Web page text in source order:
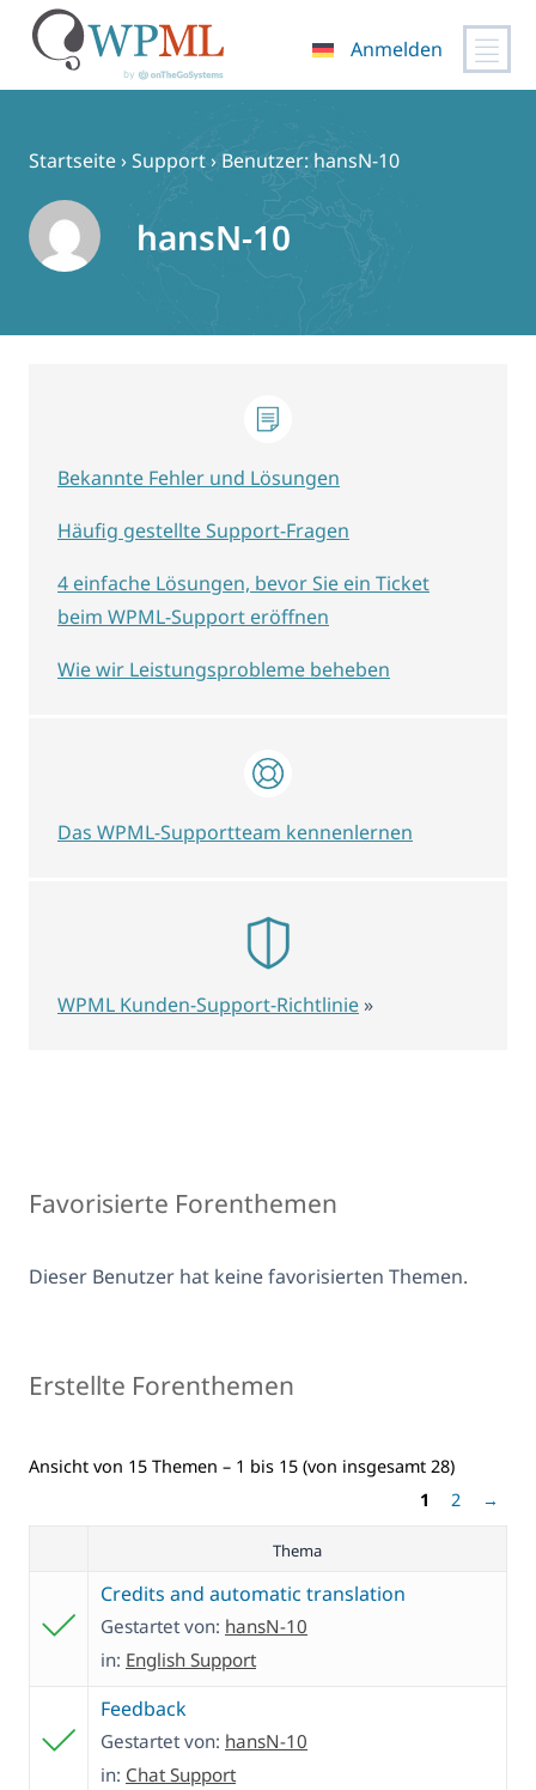
springen
Anmelden
Startseite›Support› Benutzer: hansN-10
hansN-10
Favorisierte Forenthemen
Dieser Benutzer hat keine favorisierten Themen.
Erstellte Forenthemen
Ansicht von 15 Themen – 1 bis 15 (von insgesamt 28)
1
2 →
Thema
Credits and automatic translation
Gestartet von: hansN-10
in: English Support
Feedback
Gestartet von: hansN-10
in: Chat Support
Bekannte Fehler und Lösungen
Häufig gestellte Support-Fragen
4 einfache Lösungen, bevor Sie ein Ticket
beim WPML-Support eröffnen
Wie wir Leistungsprobleme beheben
Das WPML-Supportteam kennenlernen
WPML Kunden-Support-Richtlinie »